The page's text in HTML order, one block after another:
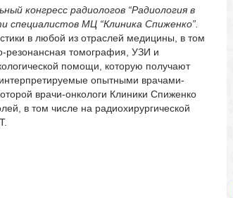
конгресс радиологов “Радиология в
специалистов МЦ “Клиника Спиженко”.
в любой из отраслей медицины, в том
резонансная томография, УЗИ и
помощи, которую получают
опытными врачами-
врачи-онкологи Клиники Спиженко
в том числе на радиохирургической